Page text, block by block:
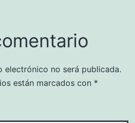
electrónico no será publicada.
están marcados con *